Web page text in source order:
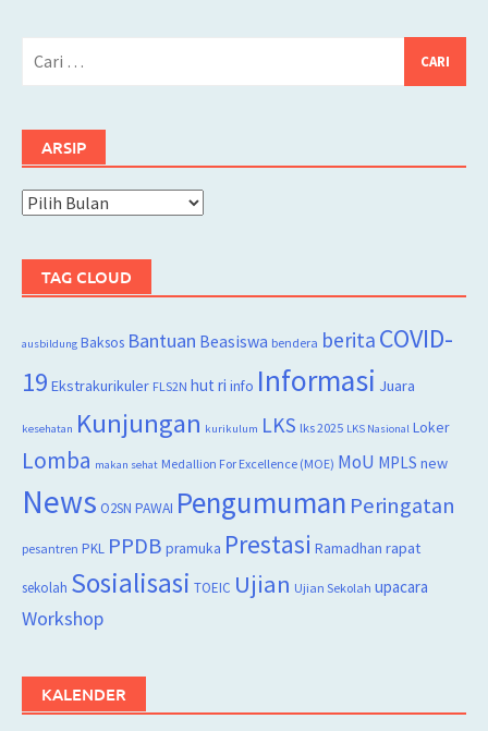
ARSIP
Arsip
TAG CLOUD
ausbildung Baksos Bantuan Beasiswa bendera berita COVID-
19 Ekstrakurikuler FLS2N hut ri info Informasi Juara
kesehatan Kunjungan kurikulum LKS lks 2025 LKS Nasional Loker
Lomba makan sehat Medallion For Excellence (MOE) MoU MPLS new
News O2SN PAWAI Pengumuman Peringatan
pesantren PKL PPDB pramuka Prestasi Ramadhan rapat
sekolah Sosialisasi TOEIC Ujian Ujian Sekolah upacara
Workshop
KALENDER